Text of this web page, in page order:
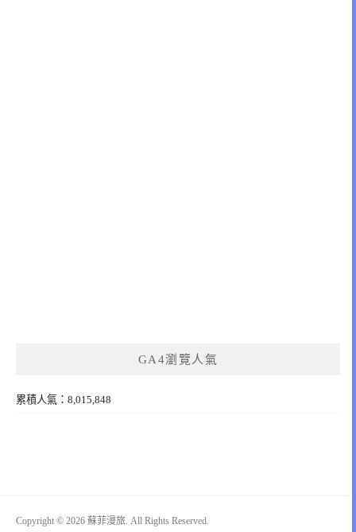
GA4瀏覽人氣
累積人氣：8,015,848
Copyright © 2026 蘇菲漫旅. All Rights Reserved.